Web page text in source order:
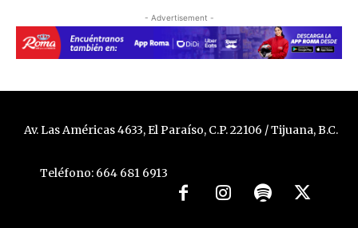
- Advertisement -
Av. Las Américas 4633, El Paraíso, C.P. 22106 / Tijuana, B.C.
Teléfono: 664 681 6913